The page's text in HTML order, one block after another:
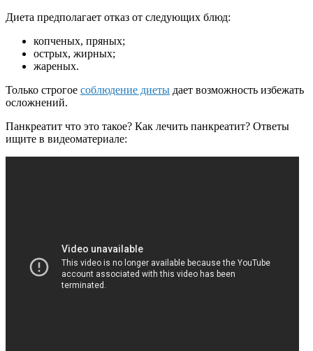
Диета предполагает отказ от следующих блюд:
копченых, пряных;
острых, жирных;
жареных.
Только строгое соблюдение диеты дает возможность избежать
осложнений.
Панкреатит что это такое? Как лечить панкреатит? Ответы
ищите в видеоматериале: